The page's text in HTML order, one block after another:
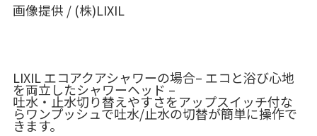
画像提供 / (株)LIXIL
LIXIL エコアクアシャワーの場合– エコと浴び心地
を両立したシャワーヘッド –
吐水・止水切り替えやすさをアップスイッチ付な
らワンプッシュで吐水/止水の切替が簡単に操作で
きます。